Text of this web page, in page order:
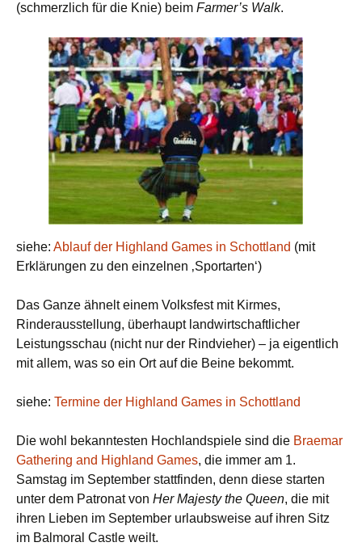
(schmerzlich für die Knie) beim Farmer’s Walk.
siehe: Ablauf der Highland Games in Schottland (mit
Erklärungen zu den einzelnen ‚Sportarten‘)
Das Ganze ähnelt einem Volksfest mit Kirmes,
Rinderausstellung, überhaupt landwirtschaftlicher
Leistungsschau (nicht nur der Rindvieher) – ja eigentlich
mit allem, was so ein Ort auf die Beine bekommt.
siehe: Termine der Highland Games in Schottland
Die wohl bekanntesten Hochlandspiele sind die Braemar
Gathering and Highland Games, die immer am 1.
Samstag im September stattfinden, denn diese starten
unter dem Patronat von Her Majesty the Queen, die mit
ihren Lieben im September urlaubsweise auf ihren Sitz
im Balmoral Castle weilt.